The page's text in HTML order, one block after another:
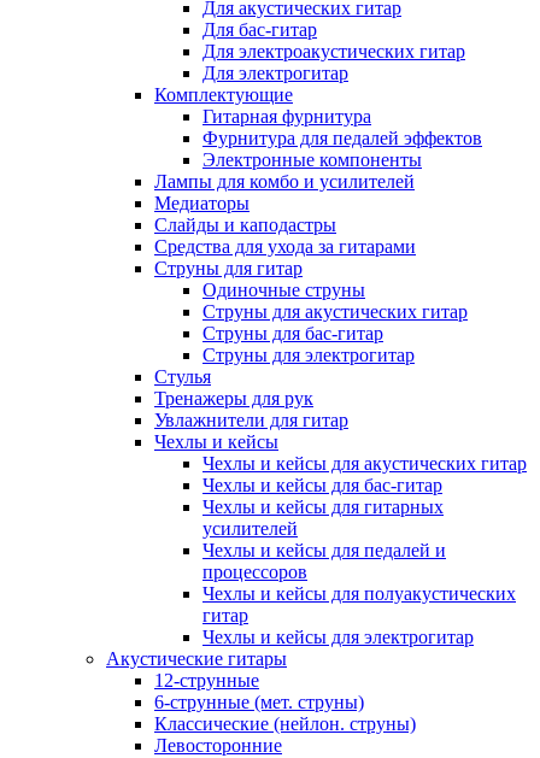
Для акустических гитар
Для бас-гитар
Для электроакустических гитар
Для электрогитар
Комплектующие
Гитарная фурнитура
Фурнитура для педалей эффектов
Электронные компоненты
Лампы для комбо и усилителей
Медиаторы
Слайды и каподастры
Средства для ухода за гитарами
Струны для гитар
Одиночные струны
Струны для акустических гитар
Струны для бас-гитар
Струны для электрогитар
Стулья
Тренажеры для рук
Увлажнители для гитар
Чехлы и кейсы
Чехлы и кейсы для акустических гитар
Чехлы и кейсы для бас-гитар
Чехлы и кейсы для гитарных
усилителей
Чехлы и кейсы для педалей и
процессоров
Чехлы и кейсы для полуакустических
гитар
Чехлы и кейсы для электрогитар
Акустические гитары
12-струнные
6-струнные (мет. струны)
Классические (нейлон. струны)
Левосторонние